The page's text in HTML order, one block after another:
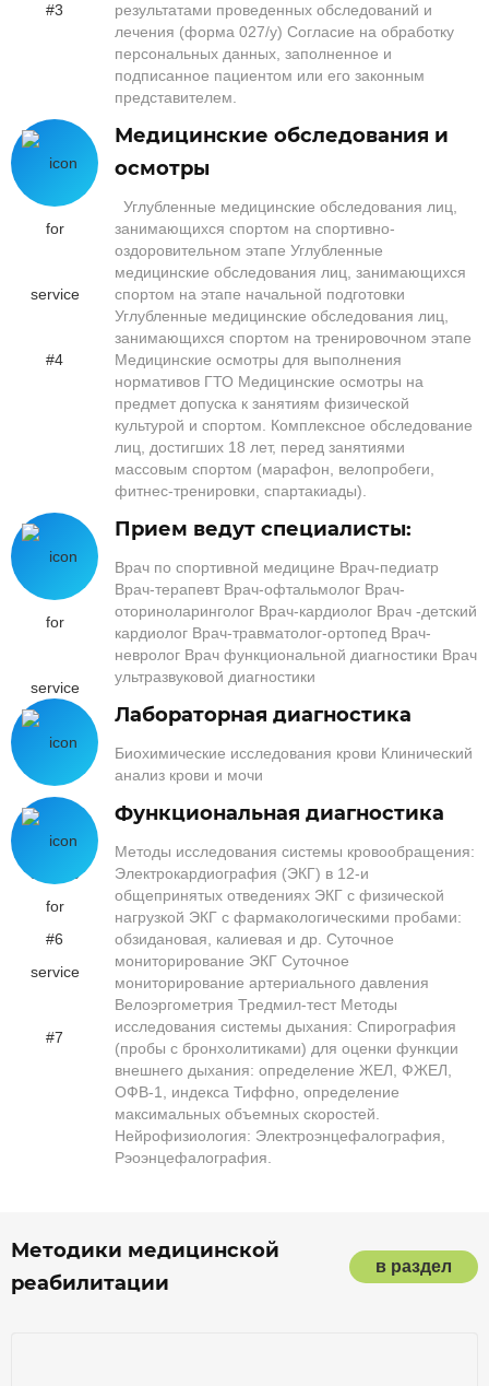
результатами проведенных обследований и
лечения (форма 027/у) Согласие на обработку
персональных данных, заполненное и
подписанное пациентом или его законным
представителем.
Медицинские обследования и
осмотры
Углубленные медицинские обследования лиц,
занимающихся спортом на спортивно-
оздоровительном этапе Углубленные
медицинские обследования лиц, занимающихся
спортом на этапе начальной подготовки
Углубленные медицинские обследования лиц,
занимающихся спортом на тренировочном этапе
Медицинские осмотры для выполнения
нормативов ГТО Медицинские осмотры на
предмет допуска к занятиям физической
культурой и спортом. Комплексное обследование
лиц, достигших 18 лет, перед занятиями
массовым спортом (марафон, велопробеги,
фитнес-тренировки, спартакиады).
Прием ведут специалисты:
Врач по спортивной медицине Врач-педиатр
Врач-терапевт Врач-офтальмолог Врач-
оториноларинголог Врач-кардиолог Врач -детский
кардиолог Врач-травматолог-ортопед Врач-
невролог Врач функциональной диагностики Врач
ультразвуковой диагностики
Лабораторная диагностика
Биохимические исследования крови Клинический
анализ крови и мочи
Функциональная диагностика
Методы исследования системы кровообращения:
Электрокардиография (ЭКГ) в 12-и
общепринятых отведениях ЭКГ с физической
нагрузкой ЭКГ с фармакологическими пробами:
обзидановая, калиевая и др. Суточное
мониторирование ЭКГ Суточное
мониторирование артериального давления
Велоэргометрия Тредмил-тест Методы
исследования системы дыхания: Спирография
(пробы с бронхолитиками) для оценки функции
внешнего дыхания: определение ЖЕЛ, ФЖЕЛ,
ОФВ-1, индекса Тиффно, определение
максимальных объемных скоростей.
Нейрофизиология: Электроэнцефалография,
Рэоэнцефалография.
Методики медицинской
реабилитации
в раздел